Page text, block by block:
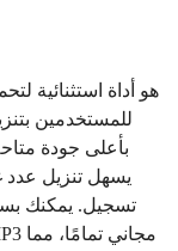
للمستخدمين
بأعلى جودة
يسهل تنزيل عدد
تسجيل. يمكنك